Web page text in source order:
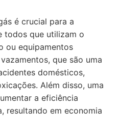
é crucial para a
todos que utilizam o
ou equipamentos
que são uma
domésticos,
Além disso, uma
a eficiência
resultando em economia